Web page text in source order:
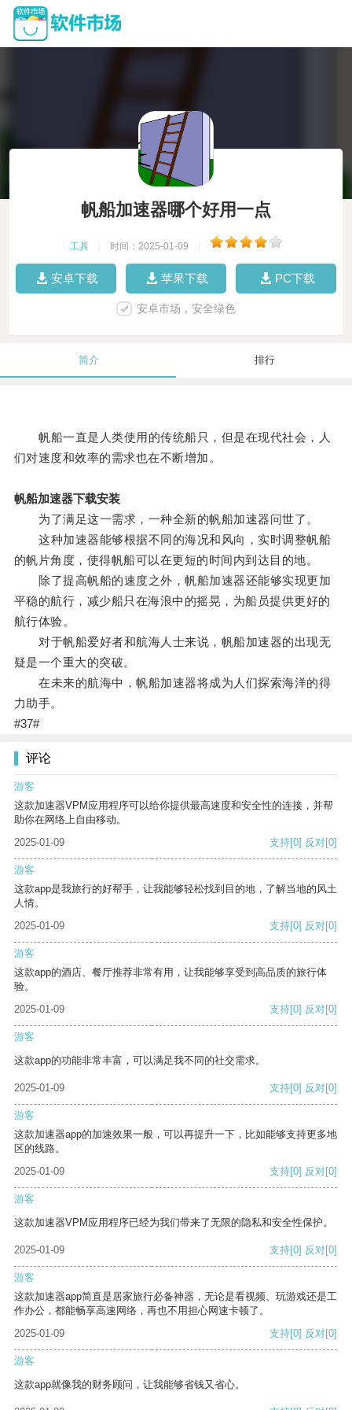
帆船加速器哪个好用一点
工具 时间：2025-01-09
安卓下载 苹果下载 PC下载
安卓市场，安全绿色
简介 排行
帆船一直是人类使用的传统船只，但是在现代社会，人
们对速度和效率的需求也在不断增加。
帆船加速器下载安装
为了满足这一需求，一种全新的帆船加速器问世了。
这种加速器能够根据不同的海况和风向，实时调整帆船
的帆片角度，使得帆船可以在更短的时间内到达目的地。
除了提高帆船的速度之外，帆船加速器还能够实现更加
平稳的航行，减少船只在海浪中的摇晃，为船员提供更好的
航行体验。
对于帆船爱好者和航海人士来说，帆船加速器的出现无
疑是一个重大的突破。
在未来的航海中，帆船加速器将成为人们探索海洋的得
力助手。
#37#
评论
游客
这款加速器VPM应用程序可以给你提供最高速度和安全性的连接，并帮
助你在网络上自由移动。
2025-01-09
支持[0] 反对[0]
游客
这款app是我旅行的好帮手，让我能够轻松找到目的地，了解当地的风土
人情。
2025-01-09
支持[0] 反对[0]
游客
这款app的酒店、餐厅推荐非常有用，让我能够享受到高品质的旅行体
验。
2025-01-09
支持[0] 反对[0]
游客
这款app的功能非常丰富，可以满足我不同的社交需求。
2025-01-09 支持[0] 反对[0]
游客
这款加速器app的加速效果一般，可以再提升一下，比如能够支持更多地
区的线路。
2025-01-09
支持[0] 反对[0]
游客
这款加速器VPM应用程序已经为我们带来了无限的隐私和安全性保护。
2025-01-09 支持[0] 反对[0]
游客
这款加速器app简直是居家旅行必备神器，无论是看视频、玩游戏还是工
作办公，都能畅享高速网络，再也不用担心网速卡顿了。
2025-01-09
支持[0] 反对[0]
游客
这款app就像我的财务顾问，让我能够省钱又省心。